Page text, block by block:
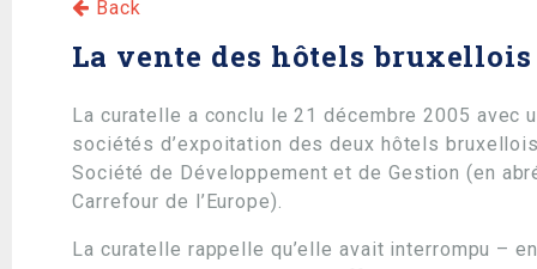
Back
La vente des hôtels
La curatelle a conclu le 21 décembre 2005
sociétés d’expoitation des deux hôtels
Société de Développement et de Gestion (en
Carrefour de l’Europe).
La curatelle rappelle qu’elle avait interrompu –